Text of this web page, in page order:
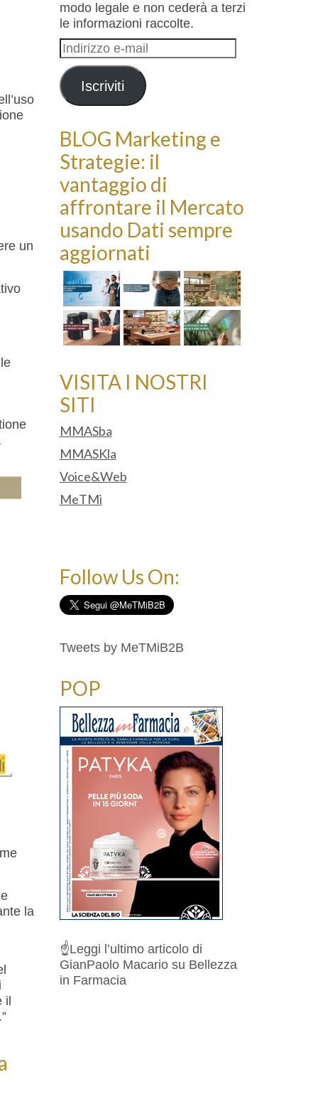
un
la
il
modo legale e non cederà a terzi
le informazioni raccolte.
Indirizzo
e-
mail
Iscriviti
BLOG Marketing e
Strategie: il
vantaggio di
affrontare il Mercato
usando Dati sempre
aggiornati
VISITA I NOSTRI
SITI
MMASba
MMASKla
Voice&Web
MeTMi
Follow Us On:
Tweets by MeTMiB2B
POP
☝️Leggi l’ultimo articolo di
GianPaolo Macario su Bellezza
in Farmacia